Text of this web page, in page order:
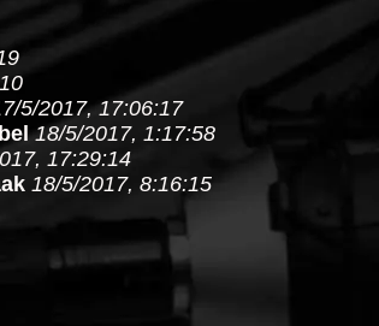
5/2017, 17:06:17
18/5/2017, 1:17:58
17:29:14
18/5/2017, 8:16:15